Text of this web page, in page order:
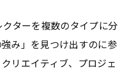
ターを複数のタイプに分
み」を見つけ出すのに参
リエイティブ、プロジェ